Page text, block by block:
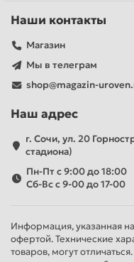
Наши контакты
Магазин
Мы в телеграм
shop@magazin-
Наш адрес
г. Сочи, ул. 20
стадиона)
Пн-Пт с 9:00 до 18:00
Сб-Вс с 9-00 до 17-00
Информация, указанная
офертой. Технические
товаров, могут